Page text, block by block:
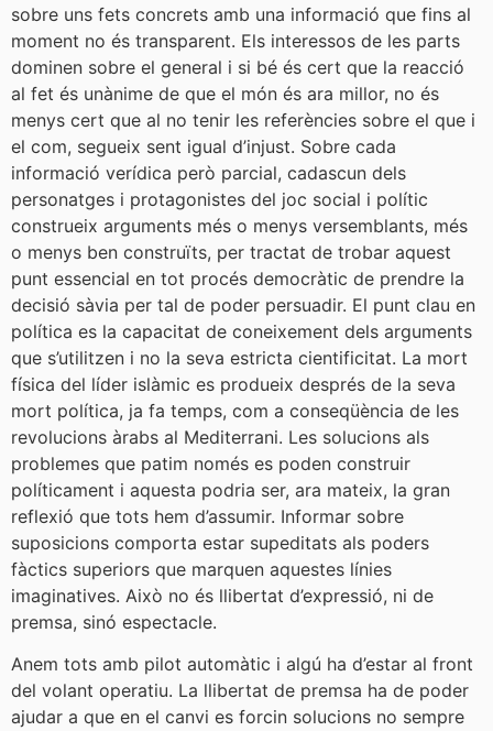
sobre uns fets concrets amb una informació que fins al
moment no és transparent. Els interessos de les parts
dominen sobre el general i si bé és cert que la reacció
al fet és unànime de que el món és ara millor, no és
menys cert que al no tenir les referències sobre el que i
el com, segueix sent igual d’injust. Sobre cada
informació verídica però parcial, cadascun dels
personatges i protagonistes del joc social i polític
construeix arguments més o menys versemblants, més
o menys ben construïts, per tractat de trobar aquest
punt essencial en tot procés democràtic de prendre la
decisió sàvia per tal de poder persuadir. El punt clau en
política es la capacitat de coneixement dels arguments
que s’utilitzen i no la seva estricta cientificitat. La mort
física del líder islàmic es produeix després de la seva
mort política, ja fa temps, com a conseqüència de les
revolucions àrabs al Mediterrani. Les solucions als
problemes que patim només es poden construir
políticament i aquesta podria ser, ara mateix, la gran
reflexió que tots hem d’assumir. Informar sobre
suposicions comporta estar supeditats als poders
fàctics superiors que marquen aquestes línies
imaginatives. Això no és llibertat d’expressió, ni de
premsa, sinó espectacle.
Anem tots amb pilot automàtic i algú ha d’estar al front
del volant operatiu. La llibertat de premsa ha de poder
ajudar a que en el canvi es forcin solucions no sempre